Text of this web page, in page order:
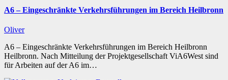
A6 – Eingeschränkte Verkehrsführungen im Bereich Heilbronn
Oliver
A6 – Eingeschränkte Verkehrsführungen im Bereich Heilbronn
Heilbronn. Nach Mitteilung der Projektgesellschaft ViA6West sind
für Arbeiten auf der A6 im…